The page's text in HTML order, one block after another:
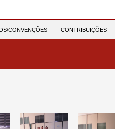
CONVENÇÕES CONTRIBUIÇÕES